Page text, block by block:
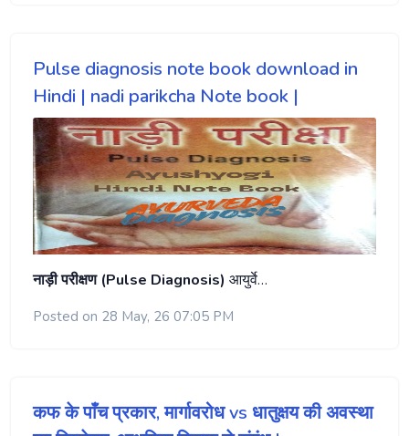
Pulse diagnosis note book download in
Hindi | nadi parikcha Note book |
नाड़ी परीक्षण (Pulse Diagnosis) आयुर्वे…
Posted on 28 May, 26 07:05 PM
कफ के पाँच प्रकार, मार्गावरोध vs धातुक्षय की अवस्था